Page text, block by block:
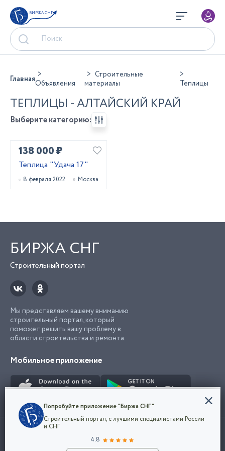
БИРЖА СНГ
ГлавнаяОбъявления
Строительные
материалы
Теплицы
ТЕПЛИЦЫ - АЛТАЙСКИЙ КРАЙ
Выберите категорию:
138 000 ₽
Теплица "Удача 17"
8 февраля 2022 Москва
БИРЖА СНГ
Строительный портал
Мы представляем вашему вниманию
строительный портал, который
поможет решить вашу проблему в
области строительства и ремонта.
Мобильное приложение
Использование сайта, в том числе подача объявлений, означает
марки представленные на сайте являются собственностью их
Конфиденциальность
Мы используем файлы cookie, чтобы сделать
наш сайт удобным для каждого
Политикой конфиденциальности компании
Попробуйте приложение "Биржа СНГ"
Строительный портал, с лучшими специалистами России
и СНГ
4.8